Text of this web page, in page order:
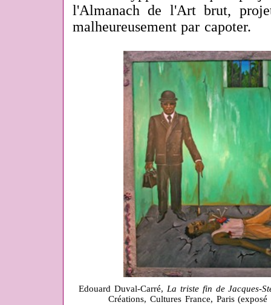
l'Almanach de l'Art brut,
malheureusement par capoter.
Edouard Duval-Carré, La triste fin de Jacques-
Créations, Cultures France, Paris